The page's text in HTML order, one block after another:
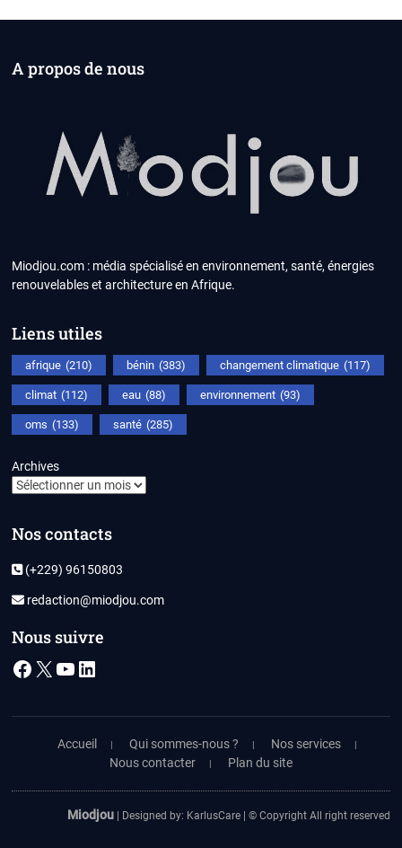
A propos de nous
Miodjou.com : média spécialisé en environnement, santé, énergies
renouvelables et architecture en Afrique.
Liens utiles
afrique (210) bénin (383) changement climatique (117)
climat (112) eau (88) environnement (93)
oms (133) santé (285)
Archives
Nos contacts
(+229) 96150803
redaction@miodjou.com
Nous suivre
Facebook
X YouTube
LinkedIn
Accueil Qui sommes-nous ?
Nos services
Nous contacter
Plan du site
Miodjou| Designed by: KarlusCare| © Copyright All right reserved